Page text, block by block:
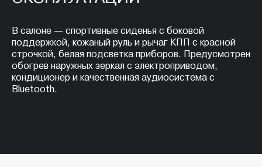
В салоне — спортивные сиденья с боковой
поддержкой, кожаный руль и рычаг КПП с красной
строчкой, белая подсветка приборов. Предусмотрен
обогрев наружных зеркал с электроприводом,
кондиционер и качественная аудиосистема с
Bluetooth.